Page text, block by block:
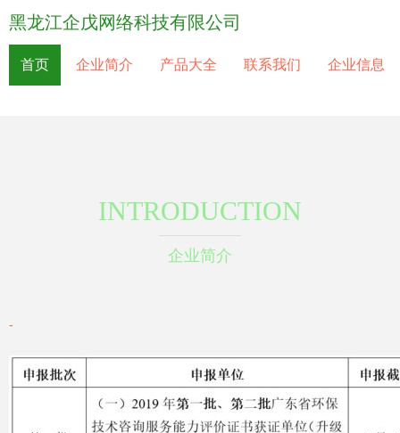
黑龙江企戊网络科技有限公司
首页 企业简介 产品大全 联系我们 企业信息
INTRODUCTION
企业简介
-